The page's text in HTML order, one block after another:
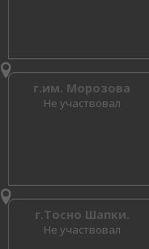
г.им. Морозова
Не участвовал
г.Тосно Шапки.
Не участвовал